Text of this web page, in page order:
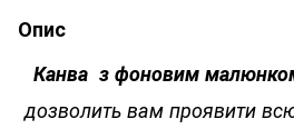
Опис
Канва з фоновим
дозволить вам проявити